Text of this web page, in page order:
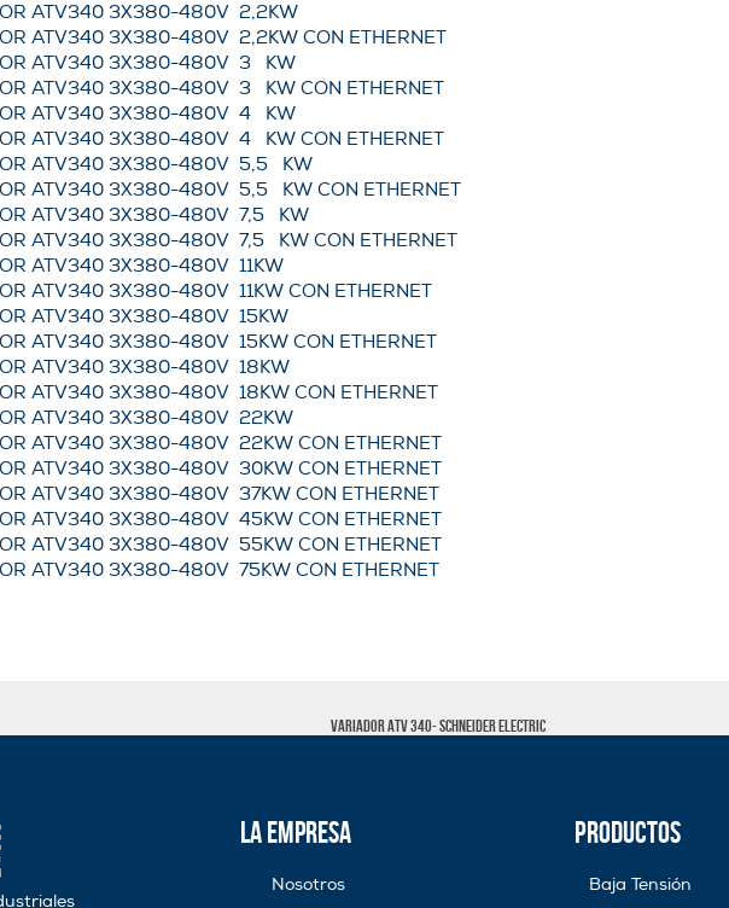
ATV340 3X380-480V 2,2KW
ATV340 3X380-480V 2,2KW CON ETHERNET
ATV340 3X380-480V 3 KW
ATV340 3X380-480V 3 KW CON ETHERNET
ATV340 3X380-480V 4 KW
ATV340 3X380-480V 4 KW CON ETHERNET
ATV340 3X380-480V 5,5 KW
ATV340 3X380-480V 5,5 KW CON ETHERNET
ATV340 3X380-480V 7,5 KW
ATV340 3X380-480V 7,5 KW CON ETHERNET
ATV340 3X380-480V 11KW
ATV340 3X380-480V 11KW CON ETHERNET
ATV340 3X380-480V 15KW
ATV340 3X380-480V 15KW CON ETHERNET
ATV340 3X380-480V 18KW
ATV340 3X380-480V 18KW CON ETHERNET
ATV340 3X380-480V 22KW
ATV340 3X380-480V 22KW CON ETHERNET
ATV340 3X380-480V 30KW CON ETHERNET
ATV340 3X380-480V 37KW CON ETHERNET
ATV340 3X380-480V 45KW CON ETHERNET
ATV340 3X380-480V 55KW CON ETHERNET
ATV340 3X380-480V 75KW CON ETHERNET
Variador ATV 340- Schneider Electric
La Empresa
Nosotros
Productos
Baja Tensión